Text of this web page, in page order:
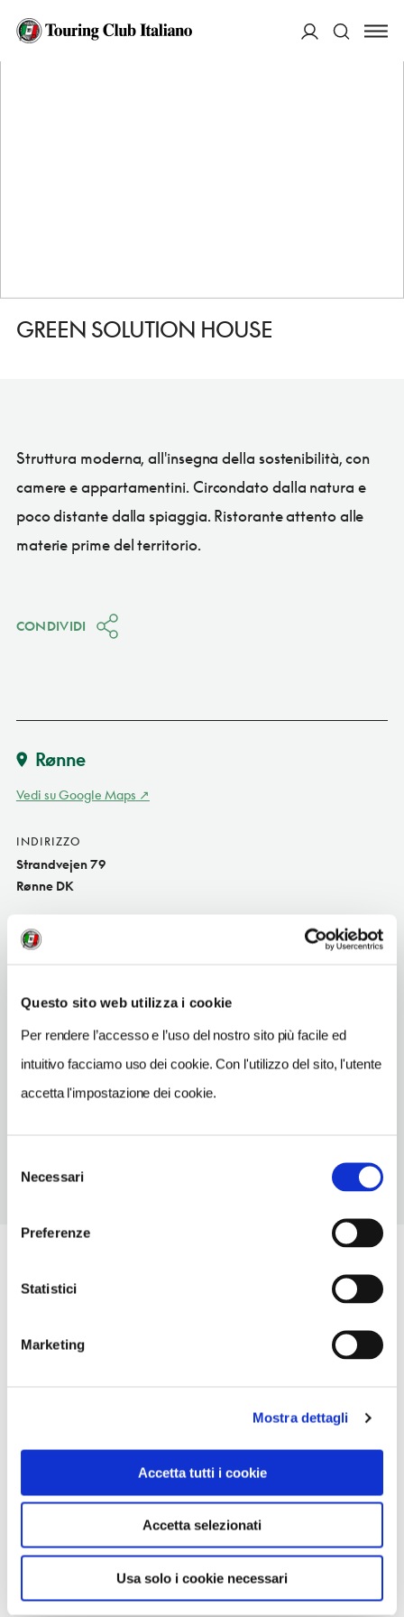
Questo sito web utilizza i cookie
Per rendere l’accesso e l’uso del nostro sito più facile ed
intuitivo facciamo uso dei cookie. Con l'utilizzo del sito, l'utente
accetta l'impostazione dei cookie.
delNecessari
Preferenze
Statistici
Marketing
Mostra dettagli
Accetta tutti i cookie
Accetta selezionati
Usa solo i cookie necessari
HOME
GREEN SOLUTION HOUSE
Struttura moderna, all'insegna della sostenibilità, con
camere e appartamentini. Circondato dalla natura e
poco distante dalla spiaggia. Ristorante attento alle
materie prime del territorio.
CONDIVIDI
Rønne
Vedi su Google Maps
INDIRIZZO
Strandvejen 79
Rønne DK
www.greensolutionhouse.dk
info@greensolutionhouse.dk
TELEFONO
56951913
NUMERO CAMERE